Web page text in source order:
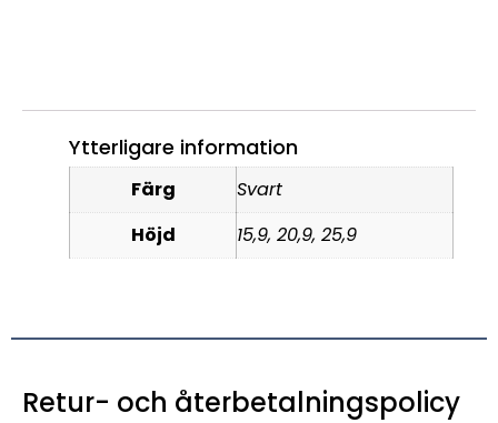
Ytterligare information
Färg
Svart
Höjd
15,9, 20,9, 25,9
Retur- och återbetalningspolicy